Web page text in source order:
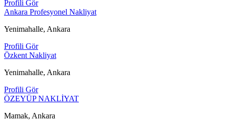
Profili Gör
Ankara Profesyonel Nakliyat
Yenimahalle, Ankara
Profili Gör
Özkent Nakliyat
Yenimahalle, Ankara
Profili Gör
ÖZEYÜP NAKLİYAT
Mamak, Ankara